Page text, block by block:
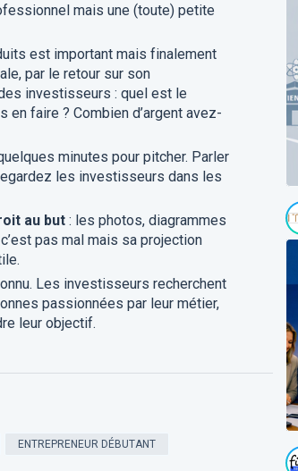
mais une (toute) petite
est important mais finalement
par le retour sur son
investisseurs : quel est le
en faire ? Combien d’argent avez-
minutes pour pitcher. Parler
les investisseurs dans les
au but: les photos, diagrammes
pas mal mais sa projection
Les investisseurs recherchent
passionnées par leur métier,
leur objectif.
ENTREPRENEUR DÉBUTANT